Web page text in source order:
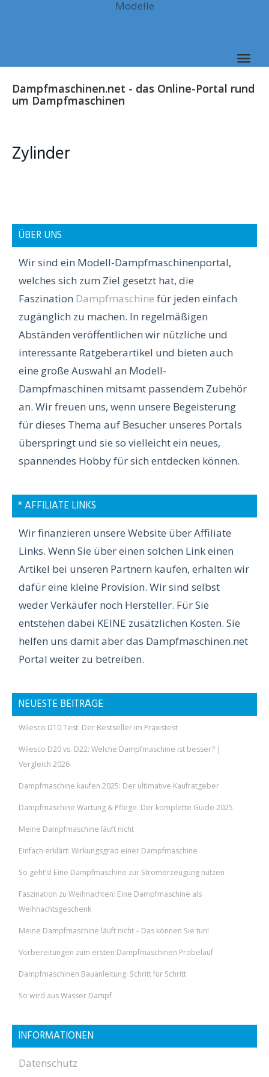
Modelle
Dampfmaschinen.net - das Online-Portal rund
um Dampfmaschinen
Zylinder
ÜBER UNS
Wir sind ein Modell-Dampfmaschinenportal,
welches sich zum Ziel gesetzt hat, die
Faszination Dampfmaschine für jeden einfach
zugänglich zu machen. In regelmäßigen
Abständen veröffentlichen wir nützliche und
interessante Ratgeberartikel und bieten auch
eine große Auswahl an Modell-
Dampfmaschinen mitsamt passendem Zubehör
an. Wir freuen uns, wenn unsere Begeisterung
für dieses Thema auf Besucher unseres Portals
überspringt und sie so vielleicht ein neues,
spannendes Hobby für sich entdecken können.
* AFFILIATE LINKS
Wir finanzieren unsere Website über Affiliate
Links. Wenn Sie über einen solchen Link einen
Artikel bei unseren Partnern kaufen, erhalten wir
dafür eine kleine Provision. Wir sind selbst
weder Verkäufer noch Hersteller. Für Sie
entstehen dabei KEINE zusätzlichen Kosten. Sie
helfen uns damit aber das Dampfmaschinen.net
Portal weiter zu betreiben.
NEUESTE BEITRÄGE
Wilesco D10 Test: Der Bestseller im Praxistest
Wilesco D20 vs. D22: Welche Dampfmaschine ist besser? |
Vergleich 2026
Dampfmaschine kaufen 2025: Der ultimative Kaufratgeber
Dampfmaschine Wartung & Pflege: Der komplette Guide 2025
Meine Dampfmaschine läuft nicht
Einfach erklärt: Wirkungsgrad einer Dampfmaschine
So geht’s! Eine Dampfmaschine zur Stromerzeugung nutzen
Faszination zu Weihnachten: Eine Dampfmaschine als
Weihnachtsgeschenk
Meine Dampfmaschine läuft nicht – Das können Sie tun!
Vorbereitungen zum ersten Dampfmaschinen Probelauf
Dampfmaschinen Bauanleitung: Schritt für Schritt
So wird aus Wasser Dampf
INFORMATIONEN
Datenschutz